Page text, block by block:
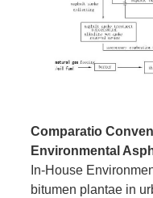
Comparatio
Environmental
In-House
bitumen plantae in